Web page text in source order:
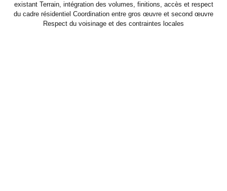
Analyse de l’existant,
des contraintes
structurelles, de
Organisation des
interventions
nécessaires à la
Travaux de second œuvre
et finitions pour rendre la
surélévation fonctionnelle,
existant Terrain, intégration des volumes, finitions, accès et respect
du cadre résidentiel Coordination entre gros œuvre et second œuvre
Respect du voisinage et des contraintes locales